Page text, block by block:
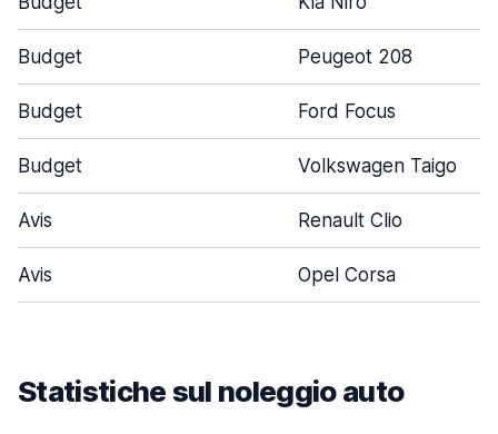
Budget Peugeot 208
Budget Ford Focus
Budget Volkswagen Taigo
Avis Renault Clio
Avis Opel Corsa
Statistiche sul noleggio auto